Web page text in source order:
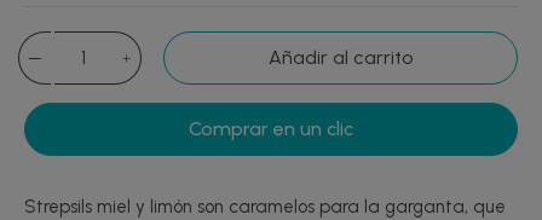
Añadir al carrito
Comprar en un clic
Strepsils miel y limón son caramelos para la garganta, que